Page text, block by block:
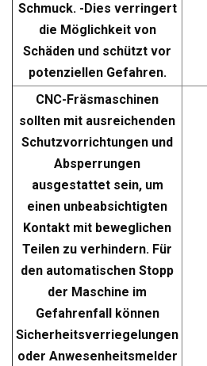
Schmuck. -Dies verringert
die Möglichkeit von
Schäden und schützt vor
potenziellen Gefahren.
CNC-Fräsmaschinen
sollten mit ausreichenden
Schutzvorrichtungen und
Absperrungen
ausgestattet sein, um
einen unbeabsichtigten
Kontakt mit beweglichen
Teilen zu verhindern. Für
den automatischen Stopp
der Maschine im
Gefahrenfall können
Sicherheitsverriegelungen
oder Anwesenheitsmelder